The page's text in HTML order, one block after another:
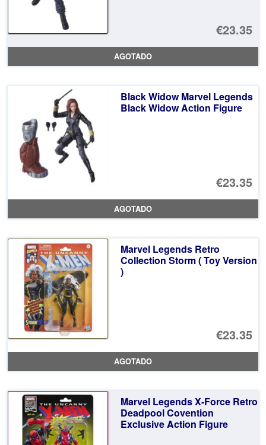
€23.35
AGOTADO
Black Widow Marvel Legends
Black Widow Action Figure
€23.35
AGOTADO
Marvel Legends Retro
Collection Storm ( Toy Version
)
€23.35
AGOTADO
Marvel Legends X-Force Retro
Deadpool Covention
Exclusive Action Figure